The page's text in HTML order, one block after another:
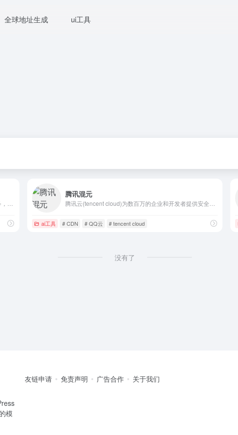
全球地址生成 ui工具
腾讯混元
ai工具 # CDN # QQ云 # tencent cloud
没有了
模
友链申请 免责声明 广告合作 关于我们